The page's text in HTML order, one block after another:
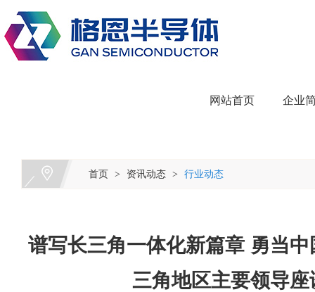
网站首页 企业
首页 > 资讯动态 > 行业动态
谱写长三角一体化新篇章 勇当
三角地区主要领导